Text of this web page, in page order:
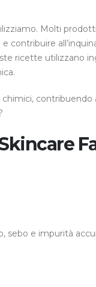
Molti prodotti
contribuire
ricette utilizzano
contribuendo
sebo e impurità